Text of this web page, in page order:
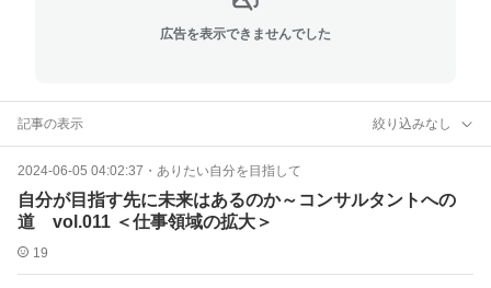
広告を表示できませんでした
記事の表示 絞り込みなし
2024-06-05 04:02:37 ・ ありたい自分を目指して
自分が目指す先に未来はあるのか～コンサルタントへの
道 vol.011 ＜仕事領域の拡大＞
19